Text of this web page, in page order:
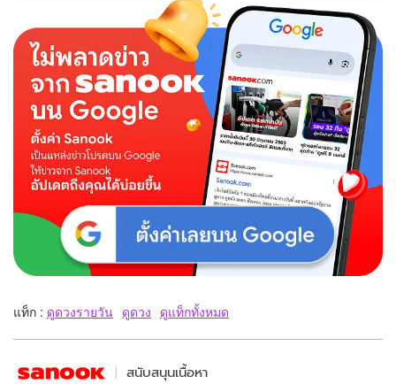
แท็ก : ดูดวงรายวัน ดูดวง ดูแท็กทั้งหมด
สนับสนุนเนื้อหา